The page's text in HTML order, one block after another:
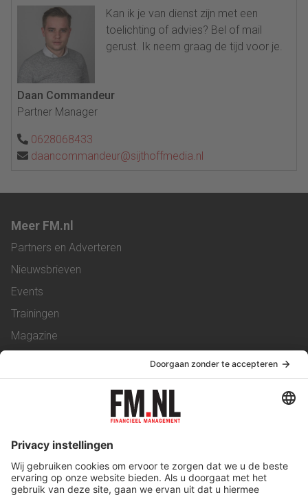
Kan ik je van dienst zijn met een
toelichting of advies? Bel of mail
gerust. Ik neem graag de tijd voor je.
Daan Commandeur
Partner Manager
0628068433
daancommandeur@sijthoffmedia.nl
Meer FM.nl
Partners en Adverteren
Nieuwsbrieven
Events
Trainingen
Magazine
Service & Contact
Werken bij ons
Privacy Statement
Algemene Voorwaarden